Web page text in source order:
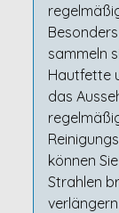
sammeln
Hautfette
das
können
Strahlen